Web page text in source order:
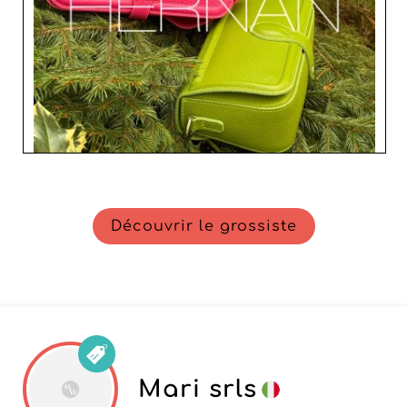
votre activité vers la réussite. Choisissez Hernan pour
enrichir votre assortiment de produits indispensables au
succès de votre entreprise.
Découvrir le grossiste
Mari srls